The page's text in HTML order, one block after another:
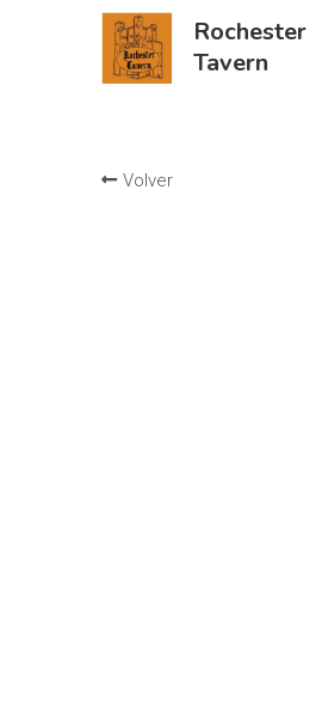
Rochester
Tavern
Volver